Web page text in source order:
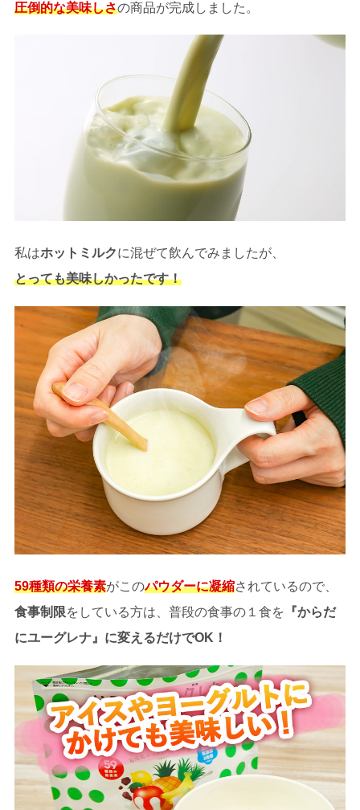
圧倒的な美味しさの商品が完成しました。
私はホットミルクに混ぜて飲んでみましたが、
とっても美味しかったです！
59種類の栄養素がこのパウダーに凝縮されているので、
食事制限をしている方は、普段の食事の１食を 『からだ
にユーグレナ』に変えるだけでOK！